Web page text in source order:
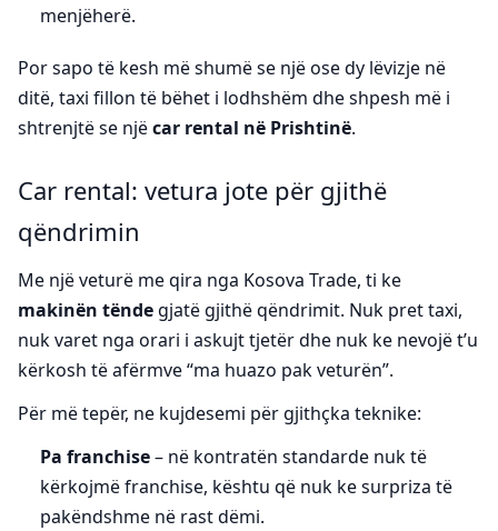
menjëherë.
Por sapo të kesh më shumë se një ose dy lëvizje në
ditë, taxi fillon të bëhet i lodhshëm dhe shpesh më i
shtrenjtë se njëcar rental në Prishtinë.
Car rental: vetura jote për gjithë
qëndrimin
Me një veturë me qira nga Kosova Trade, ti ke
makinën tënde gjatë gjithë qëndrimit. Nuk pret taxi,
nuk varet nga orari i askujt tjetër dhe nuk ke nevojë t’u
kërkosh të afërmve “ma huazo pak veturën”.
Për më tepër, ne kujdesemi për gjithçka teknike:
Pa franchise– në kontratën standarde nuk të
kërkojmë franchise, kështu që nuk ke surpriza të
pakëndshme në rast dëmi.